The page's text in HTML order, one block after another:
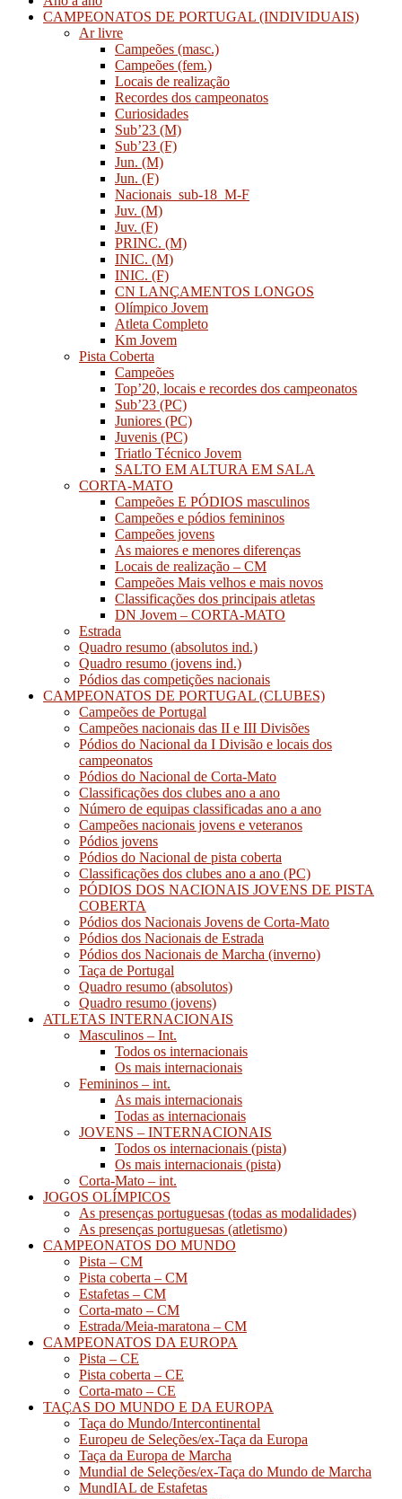
CAMPEONATOS DE PORTUGAL (INDIVIDUAIS)
Ar livre
Campeões (masc.)
Campeões (fem.)
Locais de realização
Recordes dos campeonatos
Curiosidades
Sub’23 (M)
Sub’23 (F)
Jun. (M)
Jun. (F)
Nacionais_sub-18_M-F
Juv. (M)
Juv. (F)
PRINC. (M)
INIC. (M)
INIC. (F)
CN LANÇAMENTOS LONGOS
Olímpico Jovem
Atleta Completo
Km Jovem
Pista Coberta
Campeões
Top’20, locais e recordes dos campeonatos
Sub’23 (PC)
Juniores (PC)
Juvenis (PC)
Triatlo Técnico Jovem
SALTO EM ALTURA EM SALA
CORTA-MATO
Campeões E PÓDIOS masculinos
Campeões e pódios femininos
Campeões jovens
As maiores e menores diferenças
Locais de realização – CM
Campeões Mais velhos e mais novos
Classificações dos principais atletas
DN Jovem – CORTA-MATO
Estrada
Quadro resumo (absolutos ind.)
Quadro resumo (jovens ind.)
Pódios das competições nacionais
CAMPEONATOS DE PORTUGAL (CLUBES)
Campeões de Portugal
Campeões nacionais das II e III Divisões
Pódios do Nacional da I Divisão e locais dos
campeonatos
Pódios do Nacional de Corta-Mato
Classificações dos clubes ano a ano
Número de equipas classificadas ano a ano
Campeões nacionais jovens e veteranos
Pódios jovens
Pódios do Nacional de pista coberta
Classificações dos clubes ano a ano (PC)
PÓDIOS DOS NACIONAIS JOVENS DE PISTA
COBERTA
Pódios dos Nacionais Jovens de Corta-Mato
Pódios dos Nacionais de Estrada
Pódios dos Nacionais de Marcha (inverno)
Taça de Portugal
Quadro resumo (absolutos)
Quadro resumo (jovens)
ATLETAS INTERNACIONAIS
Masculinos – Int.
Todos os internacionais
Os mais internacionais
Femininos – int.
As mais internacionais
Todas as internacionais
JOVENS – INTERNACIONAIS
Todos os internacionais (pista)
Os mais internacionais (pista)
Corta-Mato – int.
JOGOS OLÍMPICOS
As presenças portuguesas (todas as modalidades)
As presenças portuguesas (atletismo)
CAMPEONATOS DO MUNDO
Pista – CM
Pista coberta – CM
Estafetas – CM
Corta-mato – CM
Estrada/Meia-maratona – CM
CAMPEONATOS DA EUROPA
Pista – CE
Pista coberta – CE
Corta-mato – CE
TAÇAS DO MUNDO E DA EUROPA
Taça do Mundo/Intercontinental
Europeu de Seleções/ex-Taça da Europa
Taça da Europa de Marcha
Mundial de Seleções/ex-Taça do Mundo de Marcha
MundIAL de Estafetas